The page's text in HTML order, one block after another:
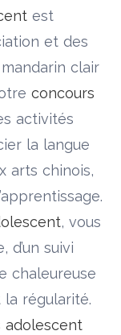
est
et des
clair
concours
activités
la langue
arts chinois,
, vous
d’un suivi
chaleureuse
régularité.
adolescent